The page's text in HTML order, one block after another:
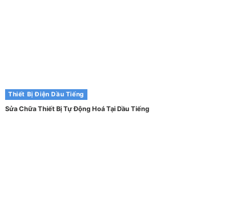
Thiết Bị Điện Dầu Tiếng
Sửa Chữa Thiết Bị Tự Động Hoá Tại Dầu Tiếng